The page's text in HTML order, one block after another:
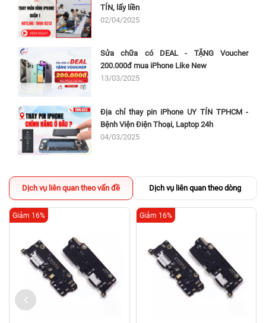
TÍN, lấy liền
02/04/2025
Sửa chữa có DEAL - TẶNG Voucher
200.000đ mua iPhone Like New
13/03/2025
Địa chỉ thay pin iPhone UY TÍN TPHCM -
Bệnh Viện Điện Thoại, Laptop 24h
04/03/2025
Dịch vụ liên quan theo vấn đề Dịch vụ liên quan theo dòng
Giảm 16% Giảm 16%